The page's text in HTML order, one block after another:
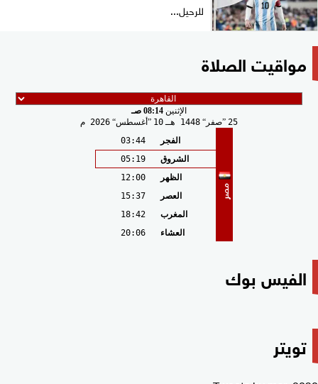
للرحيل...
مواقيت الصلاة
الإثنين 08:14 صـ
25 صفر 1448 هـ 10 أغسطس 2026 م
مصر
الفجر
03:44
الشروق
05:19
الظهر
12:00
العصر
15:37
المغرب
18:42
العشاء
20:06
الفيس بوك
تويتر